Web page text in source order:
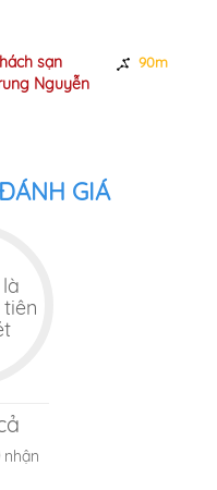
sạn
Nguyễn
90m
GIÁ
nhận